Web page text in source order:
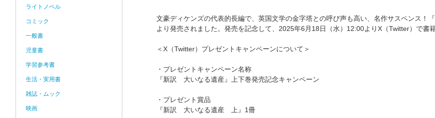
文豪ディケンズの代表的長編で、英国文学の金字塔との呼び声も高い、名作サスペンス
より発売されました。発売を記念して、2025年6月18日（水）12:00よりX（Twitter）で書
＜X（Twitter）プレゼントキャンペーンについて＞
・プレゼントキャンペーン名称
『新訳 大いなる遺産』上下巻発売記念キャンペーン
・プレゼント賞品
『新訳 大いなる遺産 上』1冊
ライトノベル
コミック
一般書
児童書
学習参考書
生活・実用書
雑誌・ムック
映画